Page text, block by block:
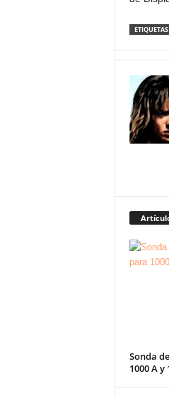
ETIQUETAS
Sonda
1000 A y